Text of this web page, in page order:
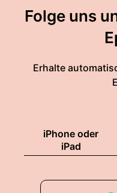
Folge uns
Erhalte
iPhone oder
iPad